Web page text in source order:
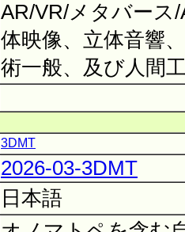
AR/VR/メタバース
体映像、立体音響
術一般、及び人間
3DMT
2026-03-3DMT
日本語